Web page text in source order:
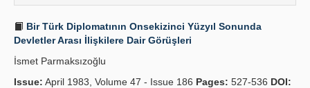
Bir Türk Diplomatının Onsekizinci Yüzyıl Sonunda
Devletler Arası İlişkilere Dair Görüşleri
İsmet Parmaksızoğlu
Issue: April 1983, Volume 47 - Issue 186 Pages: 527-536 DOI: